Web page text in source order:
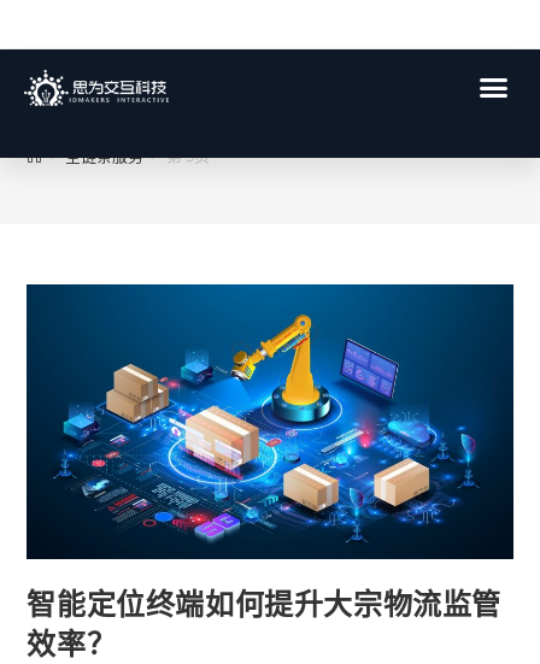
全链条服务
> 全链条服务 > 第 3页
智能定位终端如何提升大宗物流监管
效率？